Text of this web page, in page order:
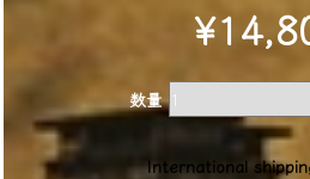
数量
International